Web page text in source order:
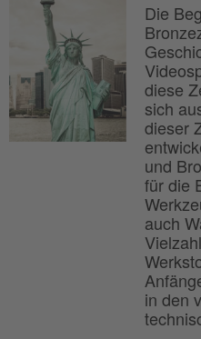
Die
diese
sich
dieser
und
für die
auch
in den